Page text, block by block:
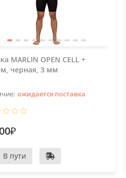
MARLIN OPEN CELL +
черная, 3 мм
ожидается поставка
В пути